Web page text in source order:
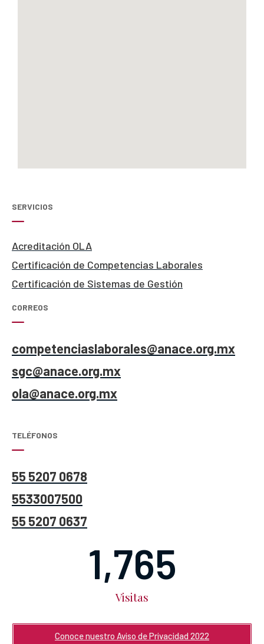
SERVICIOS
Acreditación OLA
Certificación de Competencias Laborales
Certificación de Sistemas de Gestión
CORREOS
competenciaslaborales@anace.org.mx
sgc@anace.org.mx
ola@anace.org.mx
TELÉFONOS
55 5207 0678
5533007500
55 5207 0637
2,137
Visitas
Conoce nuestro Aviso de Privacidad 2022